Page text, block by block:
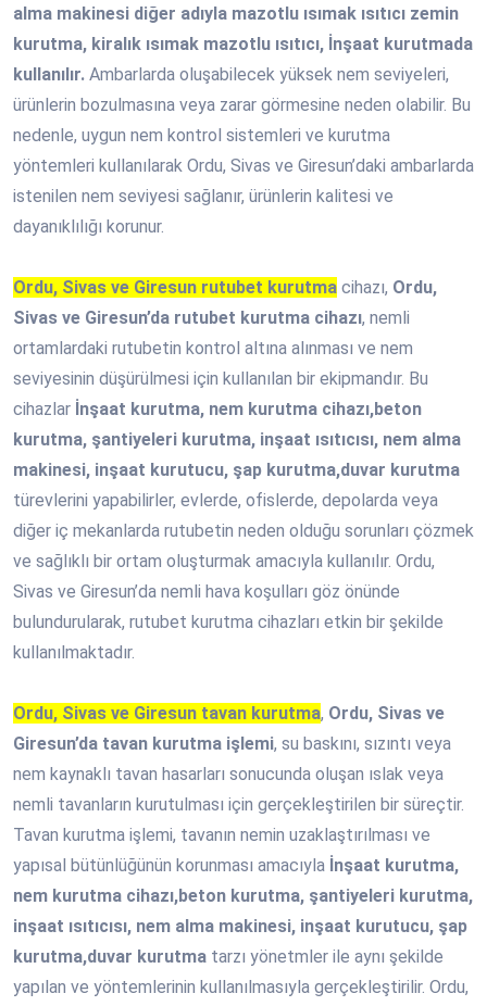
alma makinesi diğer adıyla mazotlu ısımak ısıtıcı zemin
kurutma, kiralık ısımak mazotlu ısıtıcı, İnşaat kurutmada
kullanılır. Ambarlarda oluşabilecek yüksek nem seviyeleri,
ürünlerin bozulmasına veya zarar görmesine neden olabilir. Bu
nedenle, uygun nem kontrol sistemleri ve kurutma
yöntemleri kullanılarak Ordu, Sivas ve Giresun’daki ambarlarda
istenilen nem seviyesi sağlanır, ürünlerin kalitesi ve
dayanıklılığı korunur.
Ordu, Sivas ve Giresun rutubet kurutma cihazı, Ordu,
Sivas ve Giresun’da rutubet kurutma cihazı, nemli
ortamlardaki rutubetin kontrol altına alınması ve nem
seviyesinin düşürülmesi için kullanılan bir ekipmandır. Bu
cihazlar İnşaat kurutma, nem kurutma cihazı,beton
kurutma, şantiyeleri kurutma, inşaat ısıtıcısı, nem alma
makinesi, inşaat kurutucu, şap kurutma,duvar kurutma
türevlerini yapabilirler, evlerde, ofislerde, depolarda veya
diğer iç mekanlarda rutubetin neden olduğu sorunları çözmek
ve sağlıklı bir ortam oluşturmak amacıyla kullanılır. Ordu,
Sivas ve Giresun’da nemli hava koşulları göz önünde
bulundurularak, rutubet kurutma cihazları etkin bir şekilde
kullanılmaktadır.
Ordu, Sivas ve Giresun tavan kurutma, Ordu, Sivas ve
Giresun’da tavan kurutma işlemi, su baskını, sızıntı veya
nem kaynaklı tavan hasarları sonucunda oluşan ıslak veya
nemli tavanların kurutulması için gerçekleştirilen bir süreçtir.
Tavan kurutma işlemi, tavanın nemin uzaklaştırılması ve
yapısal bütünlüğünün korunması amacıyla İnşaat kurutma,
nem kurutma cihazı,beton kurutma, şantiyeleri kurutma,
inşaat ısıtıcısı, nem alma makinesi, inşaat kurutucu, şap
kurutma,duvar kurutma tarzı yönetmler ile aynı şekilde
yapılan ve yöntemlerinin kullanılmasıyla gerçekleştirilir. Ordu,